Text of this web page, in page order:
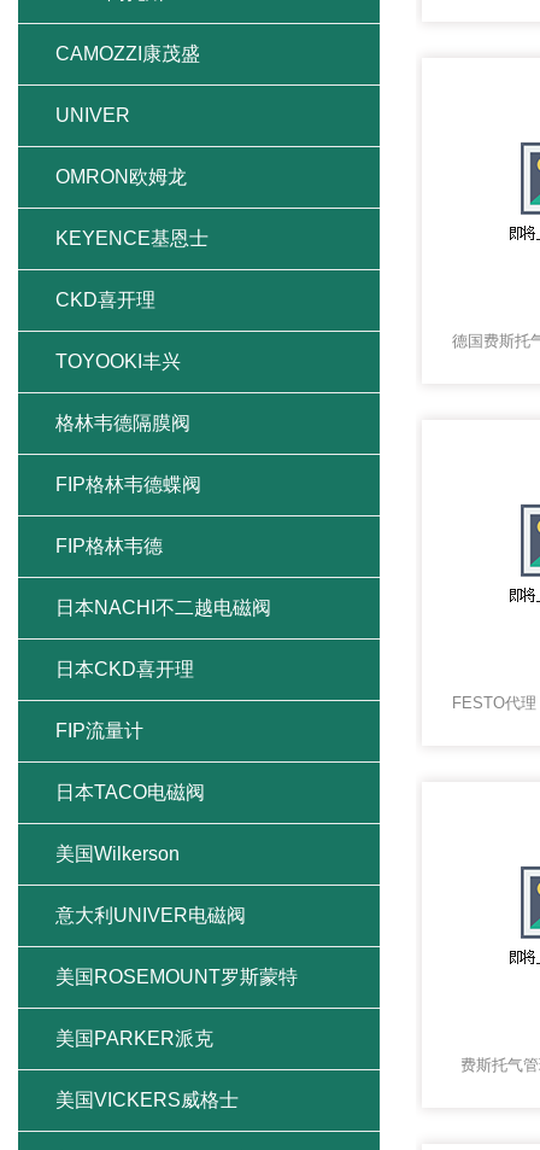
费斯托气
CAMOZZI康茂盛
UNIVER
OMRON欧姆龙
KEYENCE基恩士
CKD喜开理
TOYOOKI丰兴
格林韦德隔膜阀
FIP格林韦德蝶阀
FIP格林韦德
日本NACHI不二越电磁阀
日本CKD喜开理
FIP流量计
日本TACO电磁阀
美国Wilkerson
意大利UNIVER电磁阀
美国ROSEMOUNT罗斯蒙特
美国PARKER派克
美国VICKERS威格士